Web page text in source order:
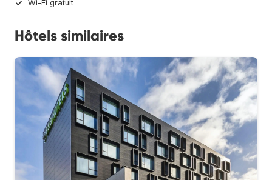
Wi-Fi gratuit
Hôtels similaires